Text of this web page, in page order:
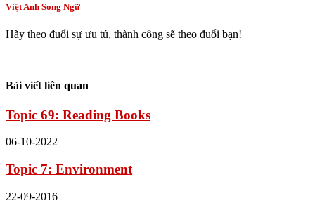
Việt Anh Song Ngữ
Hãy theo đuổi sự ưu tú, thành công sẽ theo đuổi bạn!
Bài viết liên quan
Topic 69: Reading Books
06-10-2022
Topic 7: Environment
22-09-2016